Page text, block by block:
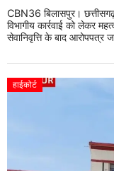
CBN36 बिलासपुर। छत्तीसगढ़
विभागीय कार्रवाई को लेकर
सेवानिवृत्ति के बाद आरोपपत्र
हाईकोर्ट